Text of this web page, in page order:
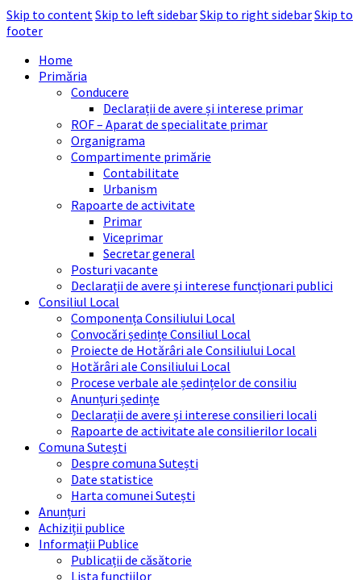
Skip to contentSkip to left sidebarSkip to right sidebarSkip to
footer
Home
Primăria
Conducere
Declarații de avere și interese primar
ROF – Aparat de specialitate primar
Organigrama
Compartimente primărie
Contabilitate
Urbanism
Rapoarte de activitate
Primar
Viceprimar
Secretar general
Posturi vacante
Declarații de avere și interese funcționari publici
Consiliul Local
Componența Consiliului Local
Convocări ședințe Consiliul Local
Proiecte de Hotărâri ale Consiliului Local
Hotărâri ale Consiliului Local
Procese verbale ale ședințelor de consiliu
Anunțuri ședințe
Declarații de avere și interese consilieri locali
Rapoarte de activitate ale consilierilor locali
Comuna Sutești
Despre comuna Sutești
Date statistice
Harta comunei Sutești
Anunțuri
Achiziții publice
Informații Publice
Publicații de căsătorie
Lista funcțiilor